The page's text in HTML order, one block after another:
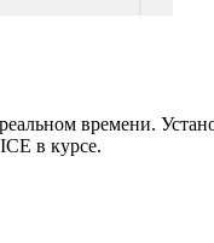
времени.
в курсе.